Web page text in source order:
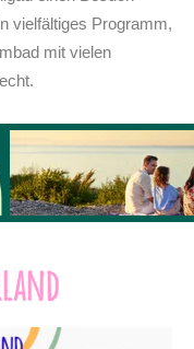
vielfältiges Programm,
mit vielen